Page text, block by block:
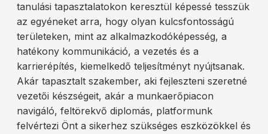
tanulási tapasztalatokon keresztül képessé tesszük
az egyéneket arra, hogy olyan kulcsfontosságú
területeken, mint az alkalmazkodóképesség, a
hatékony kommunikáció, a vezetés és a
karrierépítés, kiemelkedő teljesítményt nyújtsanak.
Akár tapasztalt szakember, aki fejleszteni szeretné
vezetői készségeit, akár a munkaerőpiacon
navigáló, feltörekvő diplomás, platformunk
felvértezi Önt a sikerhez szükséges eszközökkel és